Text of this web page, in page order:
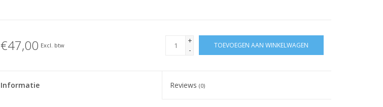
€47,00 Excl. btw
+
-
TOEVOEGEN AAN WINKELWAGEN
Informatie Reviews(0)